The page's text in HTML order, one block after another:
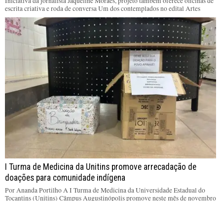
escrita criativa e roda de conversa Um dos contemplados no edital Artes
I Turma de Medicina da Unitins promove arrecadação de
doações para comunidade indígena
Por Ananda Portilho A I Turma de Medicina da Universidade Estadual do
Tocantins (Unitins) Câmpus Augustinópolis promove neste mês de novembro